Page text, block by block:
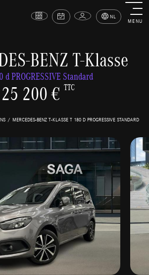
NL
MENU
BENZ T-Klasse
d PROGRESSIVE Standard
25 200 € TTC
MERCEDES-BENZ T-KLASSE T 180 D PROGRESSIVE STANDARD